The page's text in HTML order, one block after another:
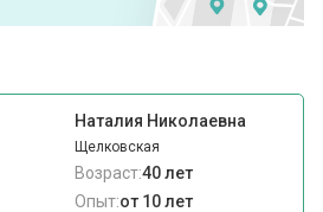
Наталия Николаевна
Щелковская
Возраст:40 лет
Опыт:от 10 лет